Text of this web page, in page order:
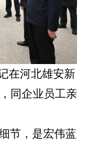
在河北雄安新
同企业员工亲
节，是宏伟蓝